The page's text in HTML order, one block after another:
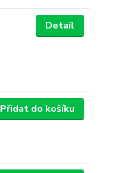
Detail
Přidat do košíku